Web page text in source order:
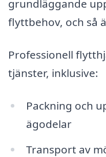
grundläggande
flyttbehov, och så
Professionell
tjänster, inklusive:
Packning och
ägodelar
Transport av